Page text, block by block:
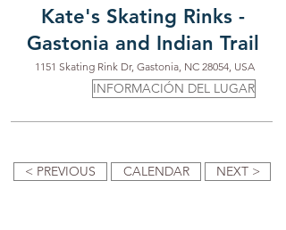
Kate's Skating Rinks -
Gastonia and Indian Trail
1151 Skating Rink Dr, Gastonia, NC 28054, USA
INFORMACIÓN DEL LUGAR
< PREVIOUS CALENDAR NEXT >